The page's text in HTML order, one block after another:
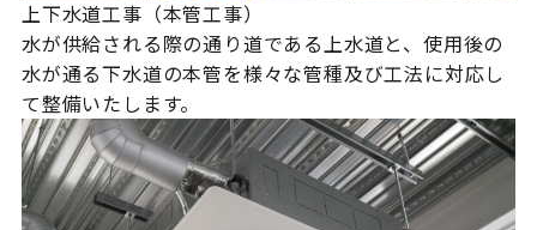
上下水道工事（本管工事）
水が供給される際の通り道である上水道と、使用後の
水が通る下水道の本管を様々な管種及び工法に対応し
て整備いたします。